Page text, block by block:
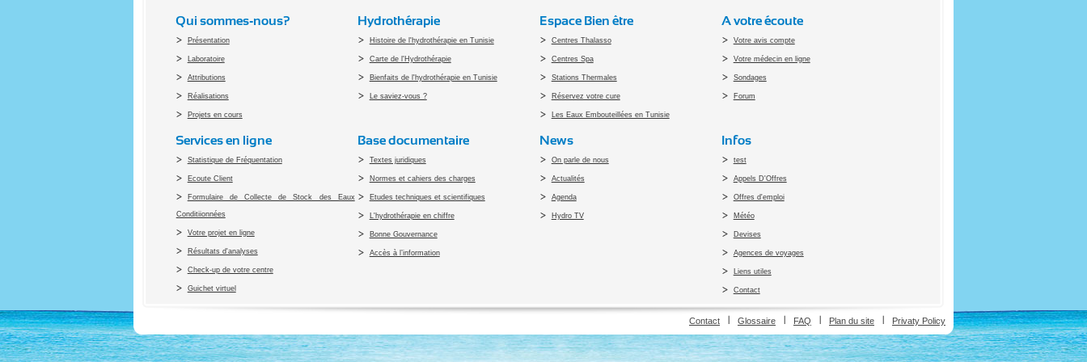
Qui sommes-nous?
Présentation
Laboratoire
Attributions
Réalisations
Projets en cours
Hydrothérapie
Histoire de l'hydrothérapie en Tunisie
Carte de l'Hydrothérapie
Bienfaits de l'hydrothérapie en Tunisie
Le saviez-vous ?
Espace Bien être
Centres Thalasso
Centres Spa
Stations Thermales
Réservez votre cure
Les Eaux Embouteillées en Tunisie
A votre écoute
Votre avis compte
Votre médecin en ligne
Sondages
Forum
Services en ligne
Statistique de Fréquentation
Ecoute Client
Formulaire de Collecte de Stock des Eaux
Conditiionnées
Votre projet en ligne
Résultats d'analyses
Check-up de votre centre
Guichet virtuel
Base documentaire
Textes juridiques
Normes et cahiers des charges
Etudes techniques et scientifiques
L'hydrothérapie en chiffre
Bonne Gouvernance
Accès à l’information
News
On parle de nous
Actualités
Agenda
Hydro TV
Infos
test
Appels D'Offres
Offres d'emploi
Météo
Devises
Agences de voyages
Liens utiles
Contact
Contact Glossaire FAQ Plan du site Privaty Policy
Open vision